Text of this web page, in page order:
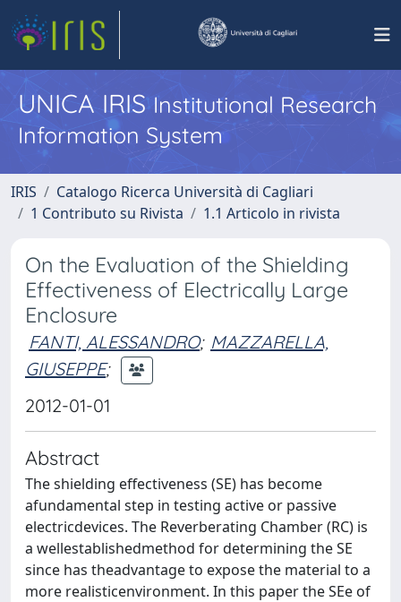
UNICA IRISInstitutional Research
Information System
IRIS
Catalogo Ricerca Università di Cagliari
1 Contributo su Rivista
1.1 Articolo in rivista
On the Evaluation of the Shielding
Effectiveness of Electrically Large
Enclosure
FANTI, ALESSANDRO; MAZZARELLA,
GIUSEPPE;
2012-01-01
Abstract
The shielding effectiveness (SE) has become
afundamental step in testing active or passive
electricdevices. The Reverberating Chamber (RC) is
a wellestablishedmethod for determining the SE
since has theadvantage to expose the material to a
more realisticenvironment. In this paper the SEe of